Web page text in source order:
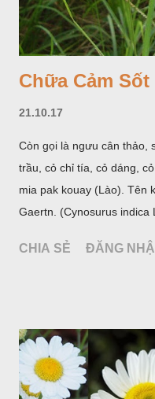
Chữa Cảm Sốt
21.10.17
Còn gọi là ngưu cân thảo,
trầu, cỏ chỉ tía, cỏ dáng,
mia pak kouay (Lào). Tên
Gaertn. (Cynosurus indica
CHIA SẺ ĐĂNG